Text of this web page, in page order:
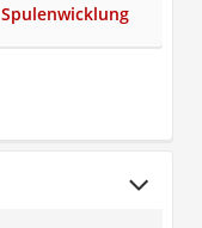
Spulenwicklung